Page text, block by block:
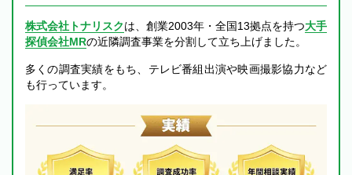
株式会社トナリスクは、創業2003年・全国13拠点を持つ大手
探偵会社MRの近隣調査事業を分割して立ち上げました。
多くの調査実績をもち、テレビ番組出演や映画撮影協力など
も行っています。